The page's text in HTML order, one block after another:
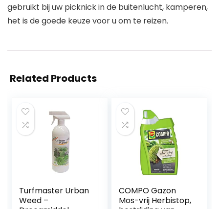
gebruikt bij uw picknick in de buitenlucht, kamperen,
het is de goede keuze voor u om te reizen.
Related Products
Turfmaster Urban
Weed –
COMPO Gazon
Mos-vrij Herbistop,